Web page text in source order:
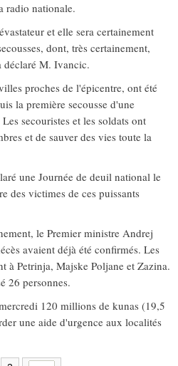
radio nationale.
et elle sera certainement
dont, très certainement,
déclaré M. Ivancic.
proches de l'épicentre, ont été
la première secousse d'une
secouristes et les soldats ont
et de sauver des vies toute la
une Journée de deuil national le
des victimes de ces puissants
le Premier ministre Andrej
avaient déjà été confirmés. Les
à Petrinja, Majske Poljane et Zazina.
26 personnes.
120 millions de kunas (19,5
une aide d'urgence aux localités